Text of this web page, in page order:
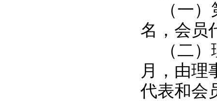
（一
名，会员
（二
月，由理
代表和会